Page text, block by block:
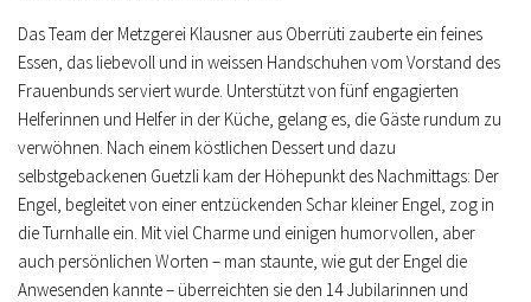
Das Team der Metzgerei Klausner aus Oberrüti zauberte ein feines
Essen, das liebevoll und in weissen Handschuhen vom Vorstand des
Frauenbunds serviert wurde. Unterstützt von fünf engagierten
Helferinnen und Helfer in der Küche, gelang es, die Gäste rundum zu
verwöhnen. Nach einem köstlichen Dessert und dazu
selbstgebackenen Guetzli kam der Höhepunkt des Nachmittags: Der
Engel, begleitet von einer entzückenden Schar kleiner Engel, zog in
die Turnhalle ein. Mit viel Charme und einigen humorvollen, aber
auch persönlichen Worten – man staunte, wie gut der Engel die
Anwesenden kannte – überreichten sie den 14 Jubilarinnen und